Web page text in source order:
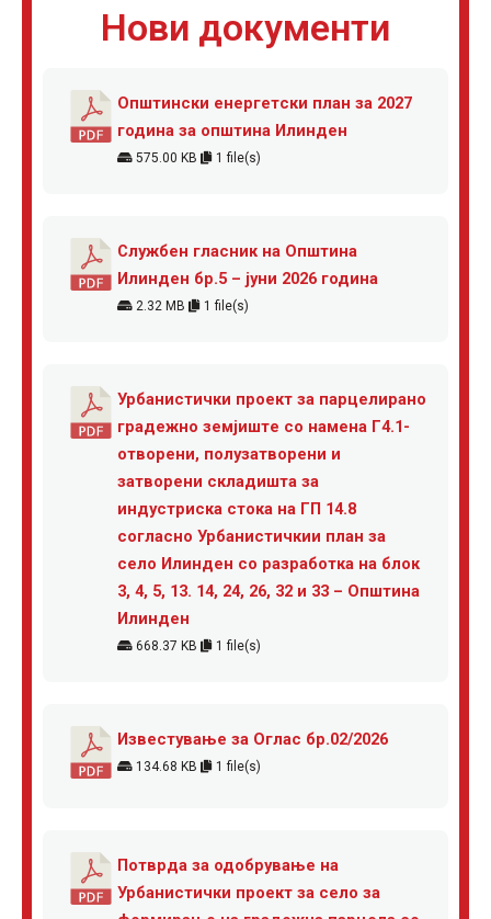
Нови документи
Општински енергетски план за 2027
година за општина Илинден
575.00 KB 1 file(s)
Службен гласник на Општина
Илинден бр.5 – јуни 2026 година
2.32 MB 1 file(s)
Урбанистички проект за парцелирано
градежно земјиште со намена Г4.1-
отворени, полузатворени и
затворени складишта за
индустриска стока на ГП 14.8
согласно Урбанистичкии план за
село Илинден со разработка на блок
3, 4, 5, 13. 14, 24, 26, 32 и 33 – Општина
Илинден
668.37 KB 1 file(s)
Известување за Оглас бр.02/2026
134.68 KB 1 file(s)
Потврда за одобрување на
Урбанистички проект за село за